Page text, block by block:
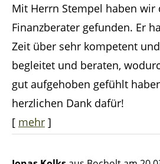
Mit Herrn Stempel haben wir
Finanzberater gefunden. Er
Zeit über sehr kompetent
begleitet und beraten,
gut aufgehoben gefühlt
herzlichen Dank dafür!
[ mehr ]